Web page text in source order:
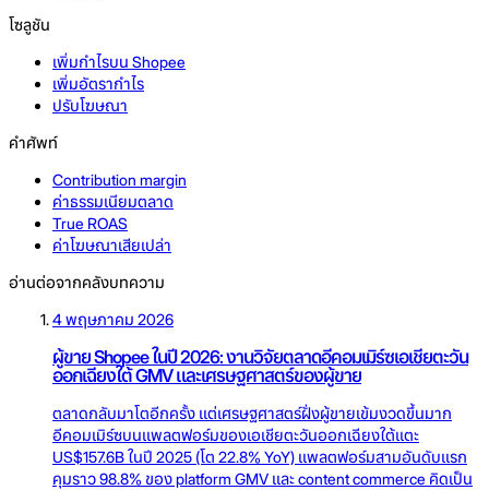
โซลูชัน
เพิ่มกำไรบน Shopee
เพิ่มอัตรากำไร
ปรับโฆษณา
คำศัพท์
Contribution margin
ค่าธรรมเนียมตลาด
True ROAS
ค่าโฆษณาเสียเปล่า
อ่านต่อจากคลังบทความ
4 พฤษภาคม 2026
ผู้ขาย Shopee ในปี 2026: งานวิจัยตลาดอีคอมเมิร์ซเอเชียตะวัน
ออกเฉียงใต้ GMV และเศรษฐศาสตร์ของผู้ขาย
ตลาดกลับมาโตอีกครั้ง แต่เศรษฐศาสตร์ฝั่งผู้ขายเข้มงวดขึ้นมาก
อีคอมเมิร์ซบนแพลตฟอร์มของเอเชียตะวันออกเฉียงใต้แตะ
US$157.6B ในปี 2025 (โต 22.8% YoY) แพลตฟอร์มสามอันดับแรก
คุมราว 98.8% ของ platform GMV และ content commerce คิดเป็น